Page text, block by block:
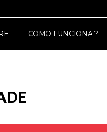
COMO FUNCIONA ?